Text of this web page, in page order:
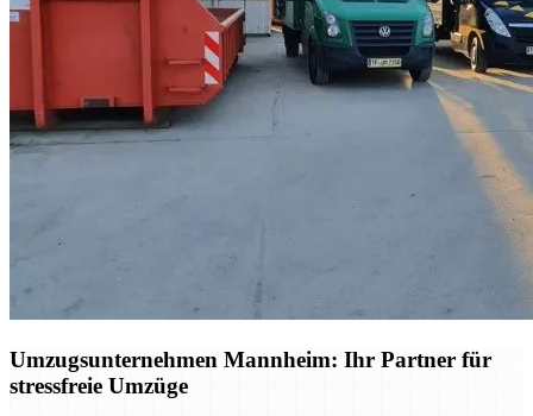
Umzugsunternehmen Mannheim: Ihr Partner für
stressfreie Umzüge